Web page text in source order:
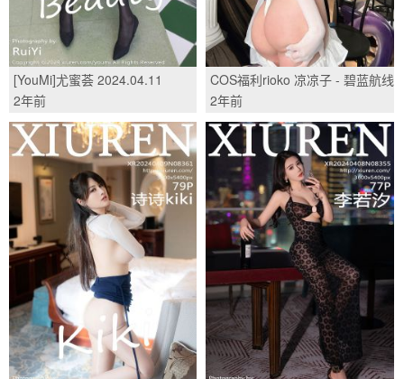
[YouMi]尤蜜荟 2024.04.11
Vol.1049 菲儿beauty/(69P)
2年前
COS福利rioko 凉凉子 - 碧蓝航线
金鹿号/(30P)
2年前